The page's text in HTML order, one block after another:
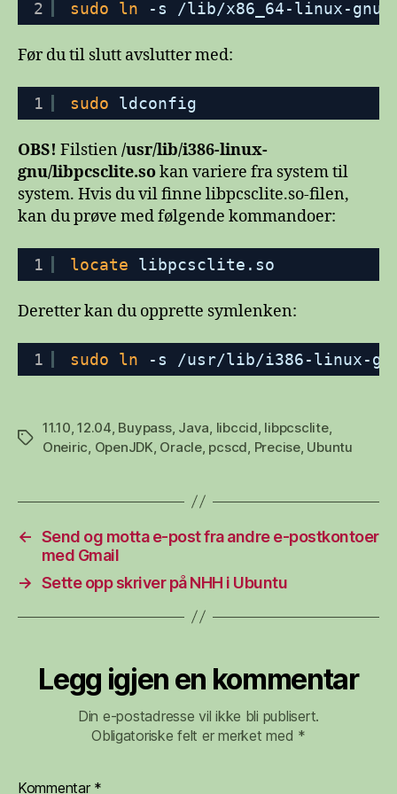
2
sudo
ln -s /lib/x86_64-linux-
Før du til slutt avslutter med:
1 sudo ldconfig
OBS! Filstien /usr/lib/i386-linux-
gnu/libpcsclite.sokan variere fra system til
system. Hvis du vil finne libpcsclite.so-filen,
kan du prøve med følgende kommandoer:
1 locate libpcsclite.so
Deretter kan du opprette symlenken:
1 sudo ln -s /usr/lib/i386-linux-
Stikkord
11.10 ,12.04 Buypass, Java libccid libpcsclite,
Oneiric OpenJDK Oracle, pcscd Precise, Ubuntu
← Send og motta e-post fra andre e-postkontoer
med Gmail
→ Sette opp skriver på NHH i Ubuntu
Legg igjen en kommentar
Din e-postadresse vil ikke bli publisert.
Obligatoriske felt er merket med *
Kommentar *